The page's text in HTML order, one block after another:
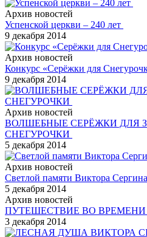
Архив новостей
Успенской церкви – 240 лет
9 декабря 2014
Архив новостей
Конкурс «Серёжки для
9 декабря 2014
Архив новостей
ВОЛШЕБНЫЕ СЕРЁЖКИ ДЛЯ
СНЕГУРОЧКИ
5 декабря 2014
Архив новостей
Светлой памяти Виктора
5 декабря 2014
Архив новостей
ПУТЕШЕСТВИЕ ВО ВРЕМЕНИ
3 декабря 2014